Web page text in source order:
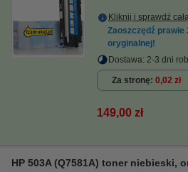
Kliknij i sprawdź
Zaoszczędź prawie
oryginalnej!
Dostawa: 2-3 dni
Za stronę 0,02 zł
149,00 zł
HP 503A (Q7581A) toner niebieski,